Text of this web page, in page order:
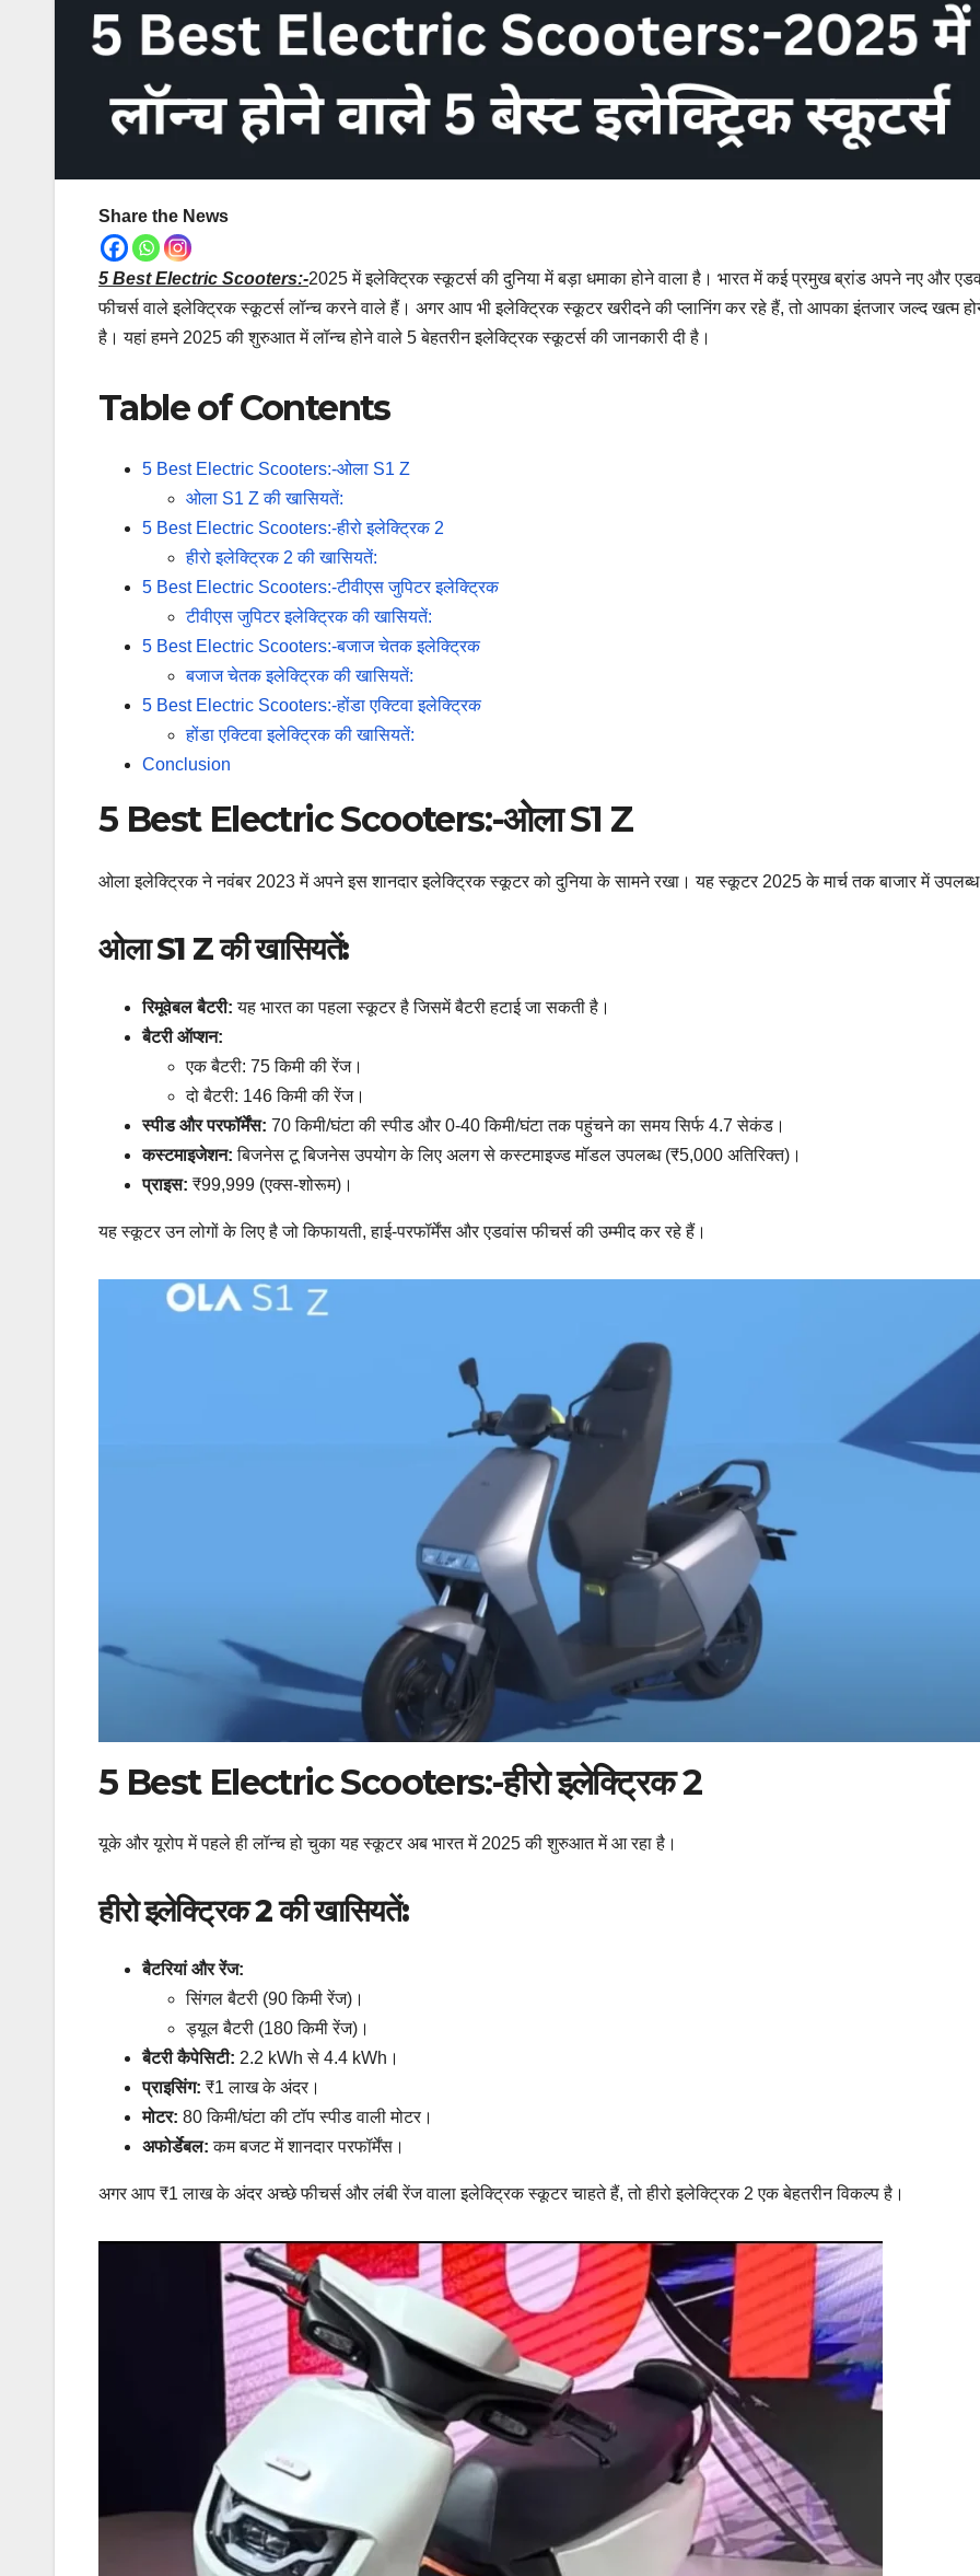
Share the News
5 Best Electric Scooters:-2025 में इलेक्ट्रिक स्कूटर्स की दुनिया में बड़ा धमाका होने वाला है। भारत में कई प्रमुख ब्रांड अपने नए और
फीचर्स वाले इलेक्ट्रिक स्कूटर्स लॉन्च करने वाले हैं। अगर आप भी इलेक्ट्रिक स्कूटर खरीदने की प्लानिंग कर रहे हैं, तो आपका इंतजार जल्द खत्म
है। यहां हमने 2025 की शुरुआत में लॉन्च होने वाले 5 बेहतरीन इलेक्ट्रिक स्कूटर्स की जानकारी दी है।
Table of Contents
5 Best Electric Scooters:-ओला S1 Z
ओला S1 Z की खासियतें:
5 Best Electric Scooters:-हीरो इलेक्ट्रिक 2
हीरो इलेक्ट्रिक 2 की खासियतें:
5 Best Electric Scooters:-टीवीएस जुपिटर इलेक्ट्रिक
टीवीएस जुपिटर इलेक्ट्रिक की खासियतें:
5 Best Electric Scooters:-बजाज चेतक इलेक्ट्रिक
बजाज चेतक इलेक्ट्रिक की खासियतें:
5 Best Electric Scooters:-होंडा एक्टिवा इलेक्ट्रिक
होंडा एक्टिवा इलेक्ट्रिक की खासियतें:
Conclusion
5 Best Electric Scooters:-ओला S1 Z
ओला इलेक्ट्रिक ने नवंबर 2023 में अपने इस शानदार इलेक्ट्रिक स्कूटर को दुनिया के सामने रखा। यह स्कूटर 2025 के मार्च तक बाजार में उपलब्ध
ओला S1 Z की खासियतें:
रिमूवेबल बैटरी: यह भारत का पहला स्कूटर है जिसमें बैटरी हटाई जा सकती है।
बैटरी ऑप्शन:
एक बैटरी: 75 किमी की रेंज।
दो बैटरी: 146 किमी की रेंज।
स्पीड और परफॉर्मेंस: 70 किमी/घंटा की स्पीड और 0-40 किमी/घंटा तक पहुंचने का समय सिर्फ 4.7 सेकंड।
कस्टमाइजेशन: बिजनेस टू बिजनेस उपयोग के लिए अलग से कस्टमाइज्ड मॉडल उपलब्ध (₹5,000 अतिरिक्त)।
प्राइस: ₹99,999 (एक्स-शोरूम)।
यह स्कूटर उन लोगों के लिए है जो किफायती, हाई-परफॉर्मेंस और एडवांस फीचर्स की उम्मीद कर रहे हैं।
5 Best Electric Scooters:-हीरो इलेक्ट्रिक 2
यूके और यूरोप में पहले ही लॉन्च हो चुका यह स्कूटर अब भारत में 2025 की शुरुआत में आ रहा है।
हीरो इलेक्ट्रिक 2 की खासियतें:
बैटरियां और रेंज:
सिंगल बैटरी (90 किमी रेंज)।
ड्यूल बैटरी (180 किमी रेंज)।
बैटरी कैपेसिटी: 2.2 kWh से 4.4 kWh।
प्राइसिंग: ₹1 लाख के अंदर।
मोटर: 80 किमी/घंटा की टॉप स्पीड वाली मोटर।
अफोर्डेबल: कम बजट में शानदार परफॉर्मेंस।
अगर आप ₹1 लाख के अंदर अच्छे फीचर्स और लंबी रेंज वाला इलेक्ट्रिक स्कूटर चाहते हैं, तो हीरो इलेक्ट्रिक 2 एक बेहतरीन विकल्प है।